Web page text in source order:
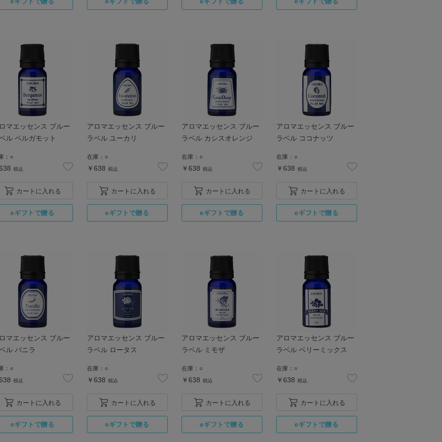
マエッセンス ブルー
ル ベルガモット
： ○
税込
カートに入れる
アロマエッセンス ブルー
ラベル ユーカリ
在庫： ○
￥638 税込
カートに入れる
アロマエッセンス ブルー
ラベル カシスオレンジ
在庫： ○
￥638 税込
カートに入れる
アロマエッセンス ブルー
ラベル ココナッツ
在庫： ○
￥638 税込
カートに入れる
マエッセンス ブルー
ル バニラ
： ○
税込
カートに入れる
アロマエッセンス ブルー
ラベル ロータス
在庫： ○
￥638 税込
カートに入れる
アロマエッセンス ブルー
ラベル ミモザ
在庫： ○
￥638 税込
カートに入れる
アロマエッセンス ブルー
ラベル ベリーミックス
在庫： ○
￥638 税込
カートに入れる